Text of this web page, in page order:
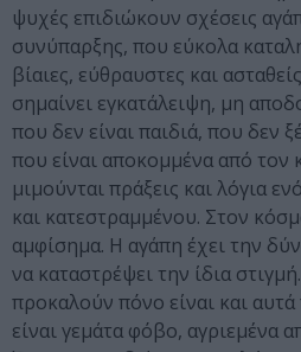
ψυχές επιδιώκουν σχέσεις
συνύπαρξης, που εύκολα
βίαιες, εύθραυστες και
σημαίνει εγκατάλειψη, μη
που δεν είναι παιδιά, που δεν
που είναι αποκομμένα από
μιμούνται πράξεις και λόγια
και κατεστραμμένου. Στον
αμφίσημα. Η αγάπη έχει την
να καταστρέψει την ίδια
προκαλούν πόνο είναι και
είναι γεμάτα φόβο, αγριεμένα